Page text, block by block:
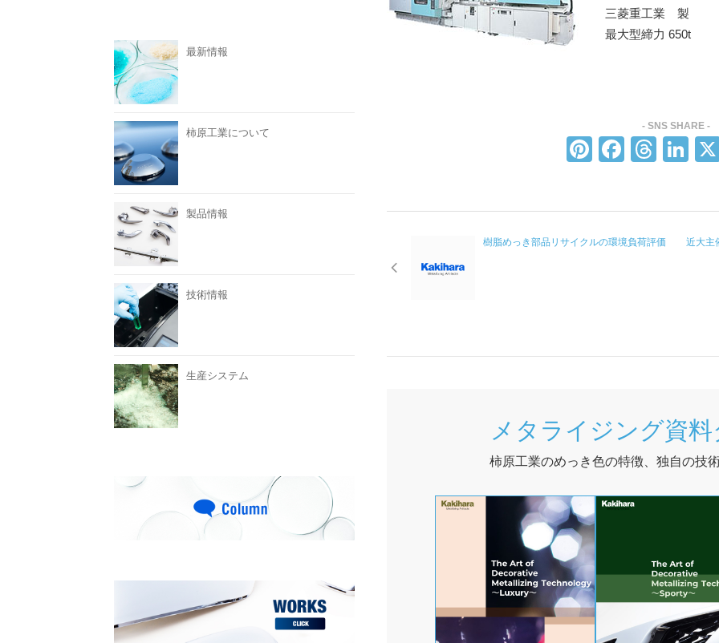
三菱重工業 製
最大型締力 650t
Pi
st
F
b
T
d
Li
dI
樹脂めっき部品リサイクルの環境負荷評価 近大主
メタライジング資料
柿原工業のめっき色の特徴、独自の技
最新情報
柿原工業について
製品情報
技術情報
生産システム